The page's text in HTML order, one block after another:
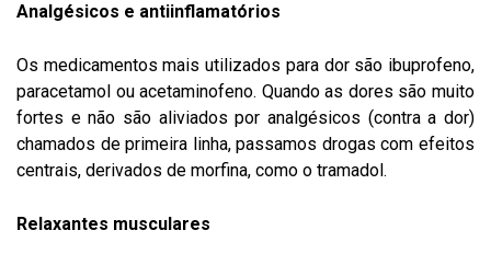
Analgésicos e antiinflamatórios
Os medicamentos mais utilizados para dor são ibuprofeno,
paracetamol ou acetaminofeno. Quando as dores são muito
fortes e não são aliviados por analgésicos (contra a dor)
chamados de primeira linha, passamos drogas com efeitos
centrais, derivados de morfina, como o tramadol.
Relaxantes musculares